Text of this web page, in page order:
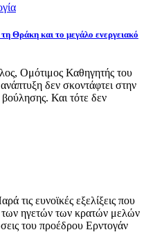
Θράκη και το μεγάλο ενεργειακό
Ομότιμος Καθηγητής του
δεν σκοντάφτει στην
Και τότε δεν
τις ευνοϊκές εξελίξεις που
ηγετών των κρατών μελών
του προέδρου Ερντογάν